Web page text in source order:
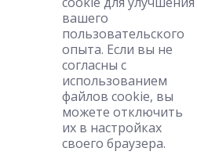
вашего
пользовательского
опыта. Если вы не
согласны с
использованием
файлов cookie, вы
можете отключить
их в настройках
своего браузера.